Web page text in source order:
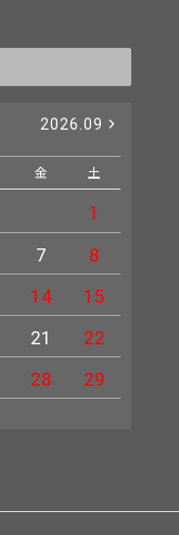
2026.09
金 土
1
7
8
14
15
21
22
28
29